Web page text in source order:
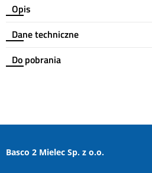
Opis
Dane techniczne
Do pobrania
Basco 2 Mielec Sp. z o.o.